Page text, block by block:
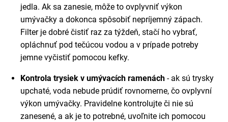
jedla. Ak sa zanesie, môže to ovplyvniť výkon
umývačky a dokonca spôsobiť nepríjemný zápach.
Filter je dobré čistiť raz za týždeň, stačí ho vybrať,
opláchnuť pod tečúcou vodou a v prípade potreby
jemne vyčistiť pomocou kefky.
Kontrola trysiek v umývacích ramenách - ak sú trysky
upchaté, voda nebude prúdiť rovnomerne, čo ovplyvní
výkon umývačky. Pravidelne kontrolujte či nie sú
zanesené, a ak je to potrebné, uvoľnite ich pomocou